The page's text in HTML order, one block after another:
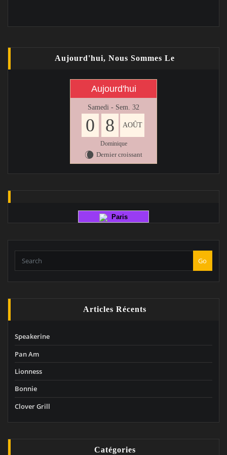
Aujourd'hui, Nous Sommes Le
Aujourd'hui
Samedi - Sem. 32
0 8 AOÛT
Dominique
W Dernier croissant
Paris
Go
Articles Récents
Speakerine
Pan Am
Lionness
Bonnie
Clover Grill
Catégories